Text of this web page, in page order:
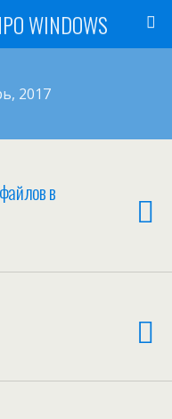
WINDOWS
2017
в